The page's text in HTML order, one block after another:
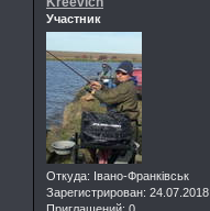
Участник
Откуда: Івано-Франківськ
Зарегистрирован: 24.07.2018